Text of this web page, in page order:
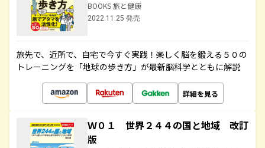
BOOKS 旅と健康
2022.11.25 発売
旅先で、近所で、自宅で今すぐ実践！楽しく脳を鍛える５０の
トレーニングを「地球の歩き方」が最新脳科学とともに解説
詳細を見る
Ｗ０１ 世界２４４の国と地域 改訂
版